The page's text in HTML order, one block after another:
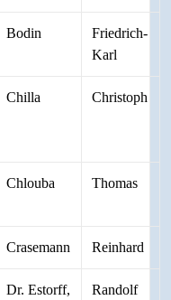
Bodin
Friedrich-
Karl
Chilla Christoph
Chlouba Thomas
Crasemann Reinhard
Dr. Estorff,
Randolf